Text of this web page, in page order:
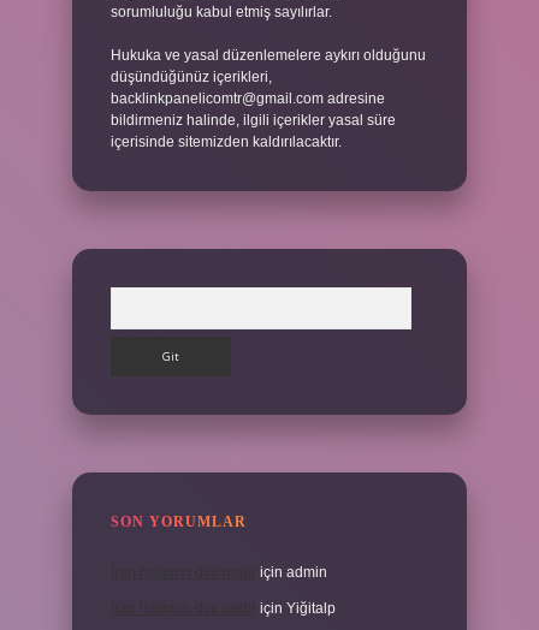
sorumluluğu kabul etmiş sayılırlar.
Hukuka ve yasal düzenlemelere aykırı olduğunu
düşündüğünüz içerikleri,
backlinkpanelicomtr@gmail.com adresine
bildirmeniz halinde, ilgili içerikler yasal süre
içerisinde sitemizden kaldırılacaktır.
SON YORUMLAR
için admin
için Yiğitalp